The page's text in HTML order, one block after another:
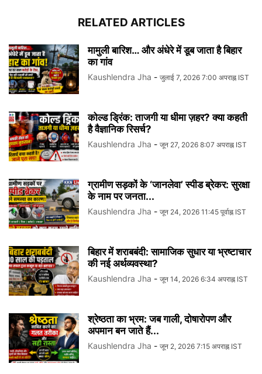
RELATED ARTICLES
मामुली बारिश… और अंधेरे में डूब जाता है बिहार
का गांव
Kaushlendra Jha - जुलाई 7, 2026 7:00 अपराह्न IST
कोल्ड ड्रिंक: ताजगी या धीमा ज़हर? क्या कहती
है वैज्ञानिक रिसर्च?
Kaushlendra Jha - जून 27, 2026 8:07 अपराह्न IST
ग्रामीण सड़कों के ‘जानलेवा’ स्पीड ब्रेकर: सुरक्षा
के नाम पर जनता...
Kaushlendra Jha - जून 24, 2026 11:45 पूर्वाह्न IST
बिहार में शराबबंदी: सामाजिक सुधार या भ्रष्टाचार
की नई अर्थव्यवस्था?
Kaushlendra Jha - जून 14, 2026 6:34 अपराह्न IST
श्रेष्ठता का भ्रम: जब गाली, दोषारोपण और
अपमान बन जाते हैं...
Kaushlendra Jha - जून 2, 2026 7:15 अपराह्न IST